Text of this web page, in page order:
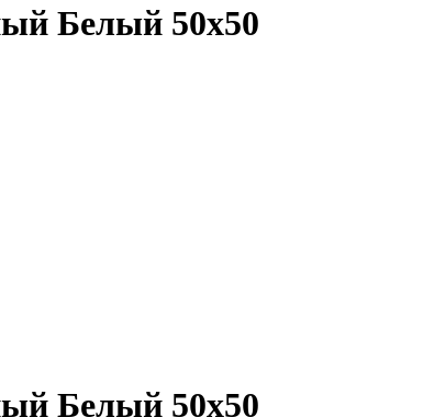
Белый 50х50
Белый 50х50